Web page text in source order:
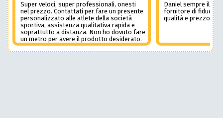
Super veloci, super professionali, onesti
nel prezzo. Contattati per fare un presente
personalizzato alle atlete della società
sportiva, assistenza qualitativa rapida e
soprattutto a distanza. Non ho dovuto fare
un metro per avere il prodotto desiderato.
Una assistenza del genere è rara e
preziosa. Credo li contatterò ancora in
Daniel sempre il
fornitore di fiducia
qualità e prezzo